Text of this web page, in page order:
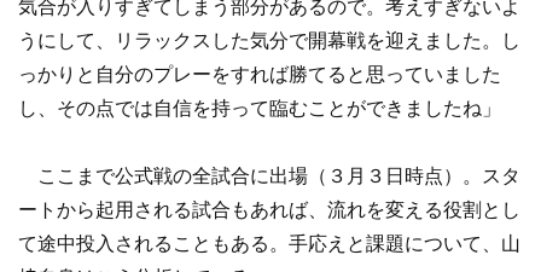
気合が入りすぎてしまう部分があるので。考えすぎないよ
うにして、リラックスした気分で開幕戦を迎えました。し
っかりと自分のプレーをすれば勝てると思っていました
し、その点では自信を持って臨むことができましたね」
ここまで公式戦の全試合に出場（３月３日時点）。スタ
ートから起用される試合もあれば、流れを変える役割とし
て途中投入されることもある。手応えと課題について、山